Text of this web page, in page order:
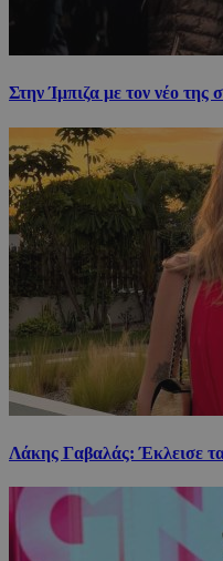
Στην Ίμπιζα με τον νέο
Λάκης Γαβαλάς: Έκλεισε